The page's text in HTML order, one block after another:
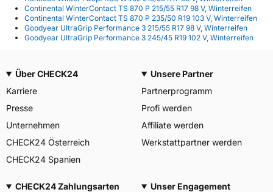
Continental WinterContact TS 870 P 215/55 R17 98 V, Winterreifen
Continental WinterContact TS 870 P 235/50 R19 103 V, Winterreifen
Goodyear UltraGrip Performance 3 215/55 R17 98 V, Winterreifen
Goodyear UltraGrip Performance 3 245/45 R19 102 V, Winterreifen
Über CHECK24
Karriere
Presse
Unternehmen
CHECK24 Österreich
CHECK24 Spanien
Unsere Partner
Partnerprogramm
Profi werden
Affiliate werden
Werkstattpartner werden
CHECK24 Zahlungsarten
Unser Engagement